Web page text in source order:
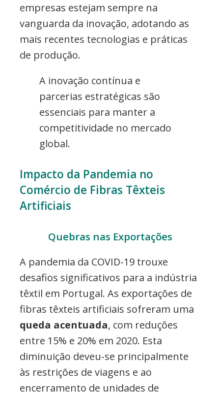
empresas estejam sempre na
vanguarda da inovação, adotando as
mais recentes tecnologias e práticas
de produção.
A inovação contínua e
parcerias estratégicas são
essenciais para manter a
competitividade no mercado
global.
Impacto da Pandemia no
Comércio de Fibras Têxteis
Artificiais
Quebras nas Exportações
A pandemia da COVID-19 trouxe
desafios significativos para a indústria
têxtil em Portugal. As exportações de
fibras têxteis artificiais sofreram uma
queda acentuada, com reduções
entre 15% e 20% em 2020. Esta
diminuição deveu-se principalmente
às restrições de viagens e ao
encerramento de unidades de